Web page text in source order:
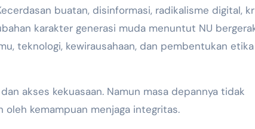
buatan, disinformasi, radikalisme digital,
karakter generasi muda menuntut NU
teknologi, kewirausahaan, dan pembentukan etika
akses kekuasaan. Namun masa depannya tidak
kemampuan menjaga integritas.